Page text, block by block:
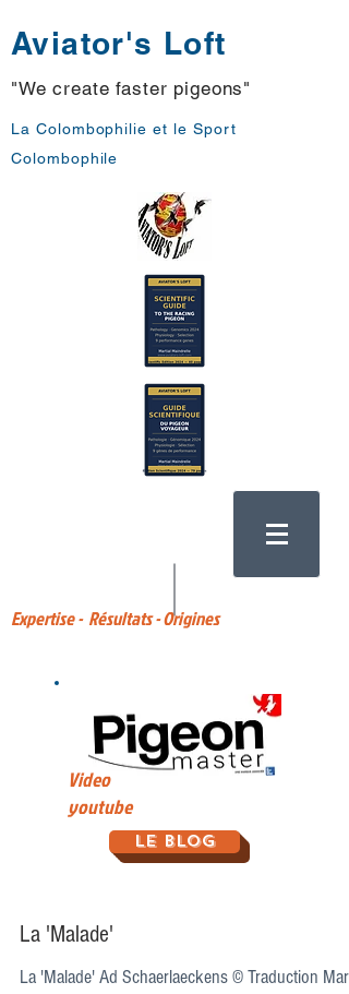
Aviator's Loft
"We create faster pigeons"
La Colombophilie et le Sport
Colombophile
Expertise - Résultats - Origines
Video
youtube
Le Blog
La 'Malade'
La 'Malade' Ad Schaerlaeckens © Traduction